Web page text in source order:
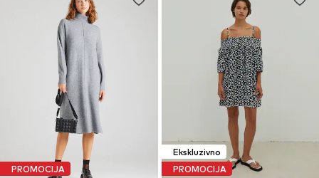
PROMOCIJA
Ekskluzivno
PROMOCIJA